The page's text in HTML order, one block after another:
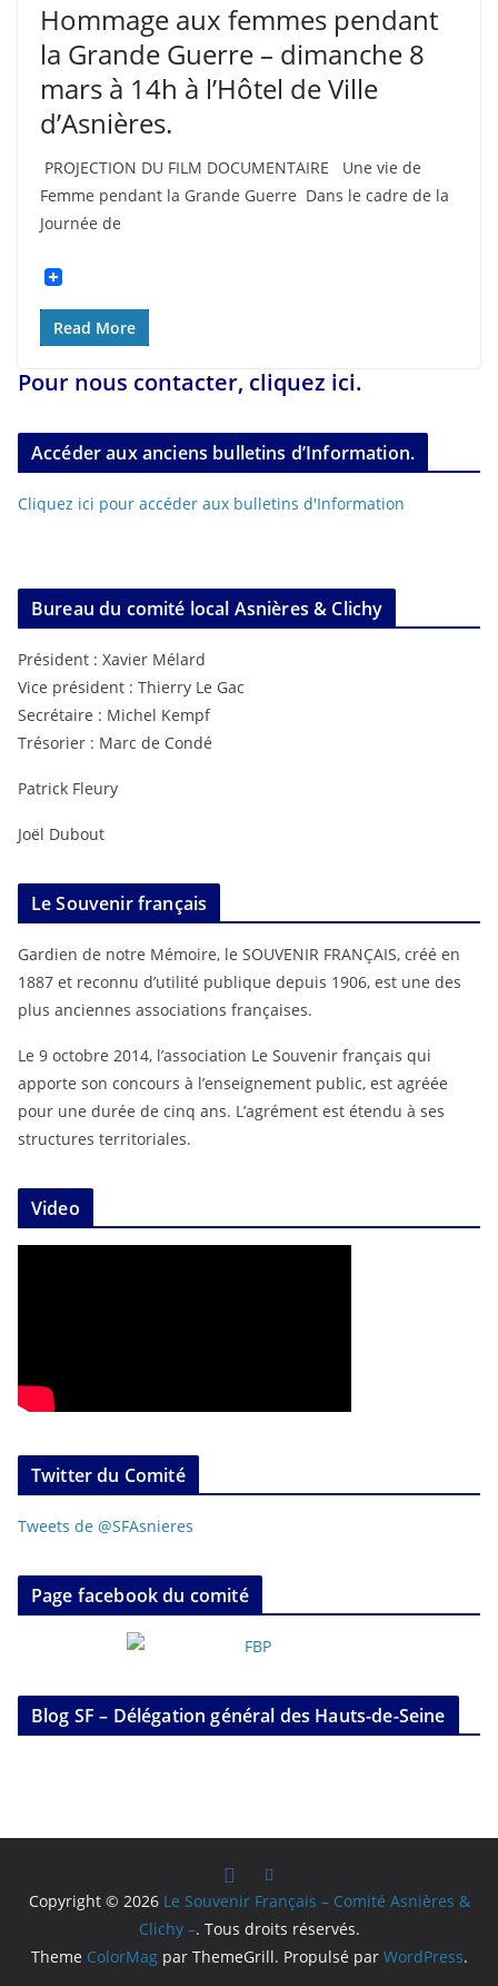
Hommage aux femmes pendant
la Grande Guerre – dimanche 8
mars à 14h à l’Hôtel de Ville
d’Asnières.
PROJECTION DU FILM DOCUMENTAIRE Une vie de
Femme pendant la Grande Guerre Dans le cadre de la
Journée de
Read More
Pour nous contacter, cliquez ici.
Accéder aux anciens bulletins d’Information.
Cliquez ici pour accéder aux bulletins d'Information
Bureau du comité local Asnières & Clichy
Président : Xavier Mélard
Vice président : Thierry Le Gac
Secrétaire : Michel Kempf
Trésorier : Marc de Condé
Patrick Fleury
Joël Dubout
Le Souvenir français
Gardien de notre Mémoire, le SOUVENIR FRANÇAIS, créé en
1887 et reconnu d’utilité publique depuis 1906, est une des
plus anciennes associations françaises.
Le 9 octobre 2014, l’association Le Souvenir français qui
apporte son concours à l’enseignement public, est agréée
pour une durée de cinq ans. L’agrément est étendu à ses
structures territoriales.
Video
Twitter du Comité
Tweets de @SFAsnieres
Page facebook du comité
Blog SF – Délégation général des Hauts-de-Seine
Copyright © 2026 Le Souvenir Français – Comité Asnières &
Clichy –. Tous droits réservés.
Theme ColorMagpar ThemeGrill. Propulsé par WordPress.